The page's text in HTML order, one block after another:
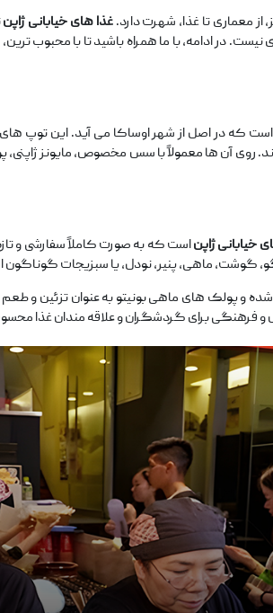
معماری تا غذا، شهرت دارد.غذا های خیابانی ژاپن
در ادامه، با ما همراه باشید تا با محبوب
است که در اصل از شهر اوساکا می ‌آید. این توپ‌
آن ‌ها معمولاً با سس مخصوص، مایونز
خیابانی ژاپناست که به صورت کاملاً سفارشی و
گوشت، ماهی، پنیر، نودل، یا سبزیجات
و پولک ‌های ماهی بونیتو به‌ عنوان تزئین و
و فرهنگی برای گردشگران و علاقه ‌مندان غذا